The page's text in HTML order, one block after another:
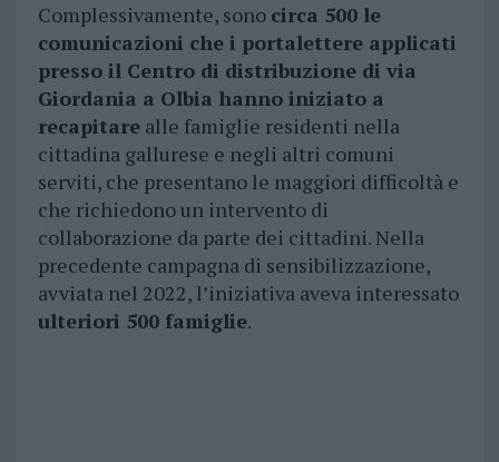
Complessivamente, sono circa 500 le
comunicazioni che i portalettere applicati
presso il Centro di distribuzione di via
Giordania a Olbia hanno iniziato a
recapitarealle famiglie residenti nella
cittadina gallurese e negli altri comuni
serviti, che presentano le maggiori difficoltà e
che richiedono un intervento di
collaborazione da parte dei cittadini. Nella
precedente campagna di sensibilizzazione,
avviata nel 2022, l’iniziativa aveva interessato
ulteriori 500 famiglie.